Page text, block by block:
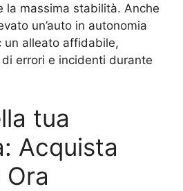
la massima stabilità. Anche
un’auto in autonomia
un alleato affidabile,
errori e incidenti durante
tua
Acquista
Ora